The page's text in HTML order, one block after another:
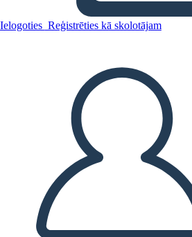
Ielogoties Reģistrēties kā skolotājam
Vēstules
šo stāstu tabulu
STĀSTU SHĒMU
SLAIDRĀDI
IZLASI MAN